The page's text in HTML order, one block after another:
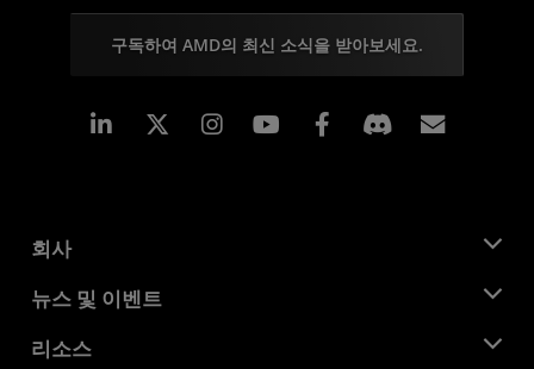
구독하여 AMD의 최신 소식을 받아보세요.
Linkedin Instagram Facebook
회사
AMD 소개
기업의 사회적 책임
뉴스 및 이벤트
뉴스룸
리소스